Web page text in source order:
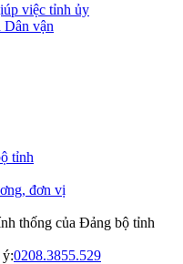
việc tỉnh ủy
Dân vận
tỉnh
đơn vị
thống của Đảng bộ tỉnh
0208.3855.529